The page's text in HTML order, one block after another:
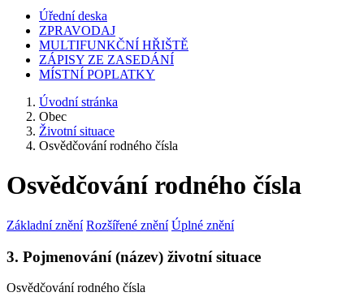
Úřední deska
ZPRAVODAJ
MULTIFUNKČNÍ HŘIŠTĚ
ZÁPISY ZE ZASEDÁNÍ
MÍSTNÍ POPLATKY
Úvodní stránka
Obec
Životní situace
Osvědčování rodného čísla
Osvědčování rodného čísla
Základní znění Rozšířené znění Úplné znění
3. Pojmenování (název) životní situace
Osvědčování rodného čísla